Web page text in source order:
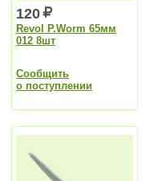
120
Revol P.Worm 65мм
012 8шт
Сообщить
о поступлении